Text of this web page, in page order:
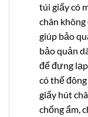
túi giấy có
chân
giúp bảo
bảo quản
để đựng
có thể
giấy hút
chống ẩm,